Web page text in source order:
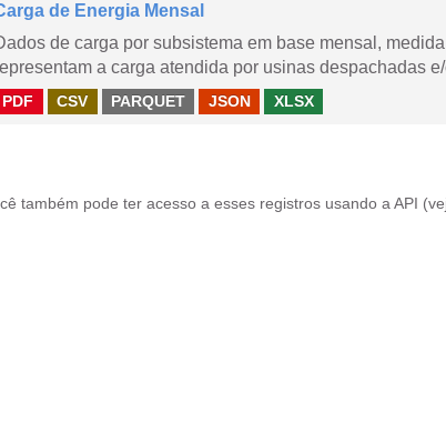
de Energia Mensal
de carga por subsistema em base mensal,
a carga atendida por usinas despachadas
PDF CSV PARQUET JSON XLSX
também pode ter acesso a esses registros usando a API